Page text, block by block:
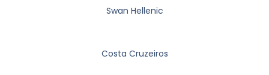
Swan Hellenic
Costa Cruzeiros